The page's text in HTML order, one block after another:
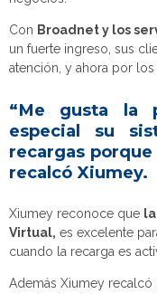
Con Broadnet y los
un fuerte ingreso, sus
atención, y ahora por
“Me gusta la
especial su
recargas porque
recalcó Xiumey.
Xiumey reconoce que
Virtual, es excelente
cuando la recarga es
Además Xiumey recalcó